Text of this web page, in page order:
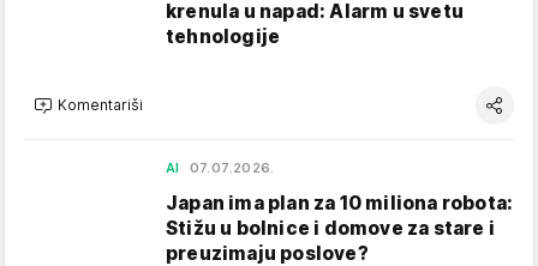
krenula u napad: Alarm u svetu
tehnologije
Komentariši
AI 07.07.2026.
Japan ima plan za 10 miliona robota:
Stižu u bolnice i domove za stare i
preuzimaju poslove?